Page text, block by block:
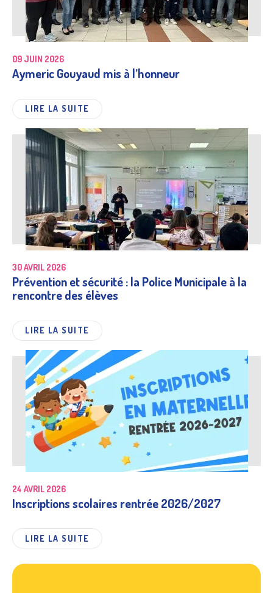
09 JUIN 2026
Aymeric Gouyaud mis à l’honneur
LIRE LA SUITE
30 AVRIL 2026
Prévention et sécurité : la Police Municipale à la
rencontre des élèves
LIRE LA SUITE
24 AVRIL 2026
Inscriptions scolaires rentrée 2026/2027
LIRE LA SUITE